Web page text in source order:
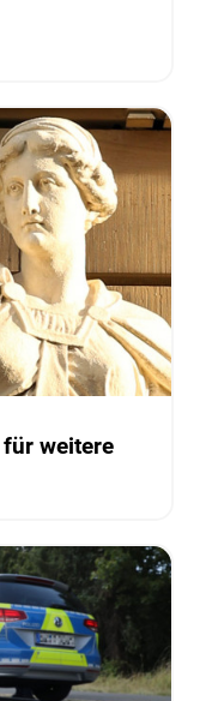
weitere